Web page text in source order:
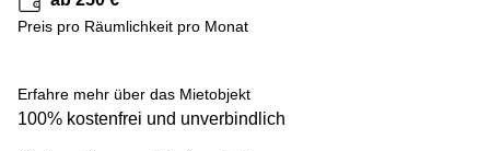
Büro
mieten
Business
Center
Graz
City-
Strasse
Schottenring
16
Preis pro Räumlichkeit pro Monat
Erfahre mehr über das Mietobjekt
100% kostenfrei und unverbindlich